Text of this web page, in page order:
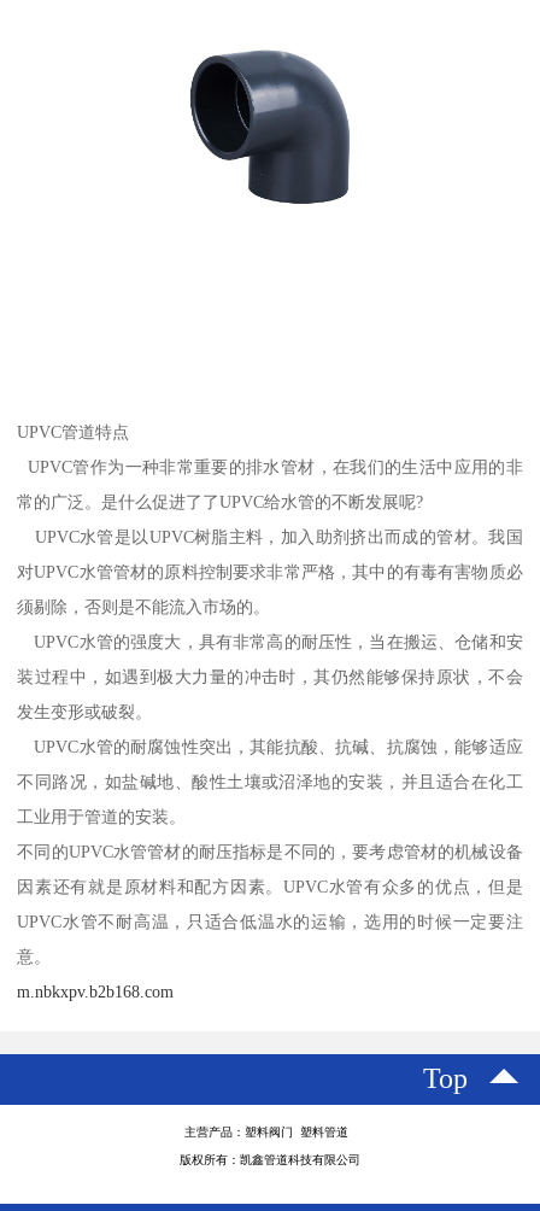
UPVC管道特点
UPVC管作为一种非常重要的排水管材，在我们的生活中应用的非
常的广泛。是什么促进了了UPVC给水管的不断发展呢?
UPVC水管是以UPVC树脂主料，加入助剂挤出而成的管材。我国
对UPVC水管管材的原料控制要求非常严格，其中的有毒有害物质必
须剔除，否则是不能流入市场的。
UPVC水管的强度大，具有非常高的耐压性，当在搬运、仓储和安
装过程中，如遇到极大力量的冲击时，其仍然能够保持原状，不会
发生变形或破裂。
UPVC水管的耐腐蚀性突出，其能抗酸、抗碱、抗腐蚀，能够适应
不同路况，如盐碱地、酸性土壤或沼泽地的安装，并且适合在化工
工业用于管道的安装。
不同的UPVC水管管材的耐压指标是不同的，要考虑管材的机械设备
因素还有就是原材料和配方因素。UPVC水管有众多的优点，但是
UPVC水管不耐高温，只适合低温水的运输，选用的时候一定要注
意。
m.nbkxpv.b2b168.com
Top
主营产品：塑料阀门 塑料管道
版权所有：凯鑫管道科技有限公司